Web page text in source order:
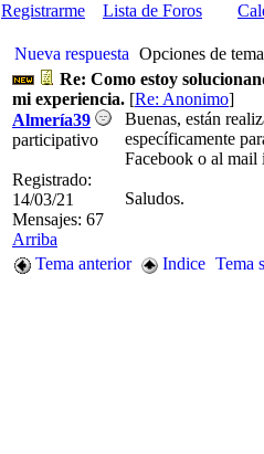
Registrarme
Lista de Foros
Nueva respuesta Opciones de tema
Re: Como estoy
mi experiencia. [Re: Anonimo]
Almería39
participativo
Registrado:
14/03/21
Mensajes: 67
Buenas, están
específicamente
Facebook o al mail
Saludos.
Arriba
Tema anterior
Indice Tema